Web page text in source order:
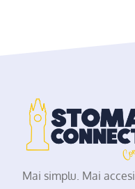
Mai simplu. Mai